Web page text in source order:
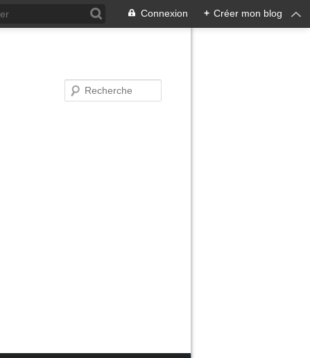
Connexion + Créer mon blog